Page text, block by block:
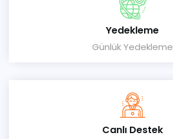
Yedekleme
Günlük Yedekleme
Canlı Destek